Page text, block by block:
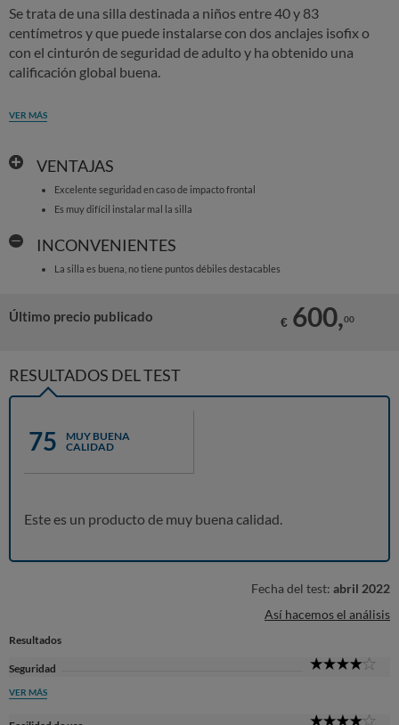
Se trata de una silla destinada a niños entre 40 y 83
centímetros y que puede instalarse con dos anclajes isofix o
con el cinturón de seguridad de adulto y ha obtenido una
calificación global buena.
VER MÁS
VENTAJAS
Excelente seguridad en caso de impacto frontal
Es muy difícil instalar mal la silla
INCONVENIENTES
La silla es buena, no tiene puntos débiles destacables
Último precio publicado € 600,00
RESULTADOS DEL TEST
75
MUY BUENA
CALIDAD
Este es un producto de muy buena calidad.
Fecha del test: abril 2022
Así hacemos el análisis
Resultados
Seguridad
VER MÁS